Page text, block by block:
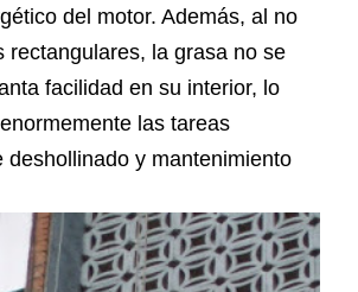
del motor. Además, al no
rectangulares, la grasa no se
facilidad en su interior, lo
las tareas
deshollinado y mantenimiento